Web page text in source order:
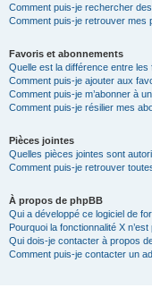
Comment puis-je rechercher
Comment puis-je retrouver mes
Favoris et abonnements
Quelle est la différence entre
Comment puis-je ajouter aux
Comment puis-je m’abonner à
Comment puis-je résilier mes
Pièces jointes
Quelles pièces jointes sont
Comment puis-je retrouver
À propos de phpBB
Qui a développé ce logiciel de
Pourquoi la fonctionnalité X
Qui dois-je contacter à propos
Comment puis-je contacter un